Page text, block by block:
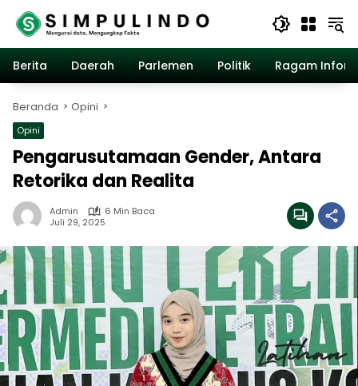
Langsung
konten
Berita
Daerah Parlemen Politik Ragam
Beranda Opini
Opini
Pengarusutamaan Gender, Antara
Retorika dan Realita
Admin
6 Min Baca
Juli 29, 2025